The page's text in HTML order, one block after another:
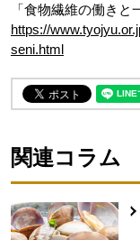
「食物繊維の働きと
https://
seni.html
関連コラム